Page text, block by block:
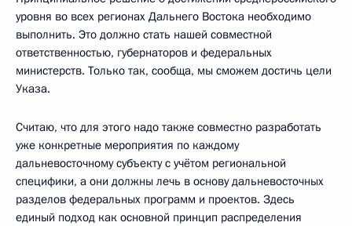
уровня во всех регионах Дальнего Востока необходимо
выполнить. Это должно стать нашей совместной
ответственностью, губернаторов и федеральных
министерств. Только так, сообща, мы сможем достичь цели
Указа.
Считаю, что для этого надо также совместно разработать
уже конкретные мероприятия по каждому
дальневосточному субъекту с учётом региональной
специфики, а они должны лечь в основу дальневосточных
разделов федеральных программ и проектов. Здесь
единый подход как основной принцип распределения